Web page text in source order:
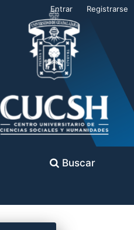
Buscar
Entrar Registrarse